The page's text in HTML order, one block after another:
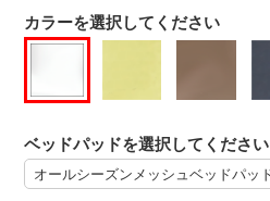
カラーを選択してください
ベッドパッドを選択してください